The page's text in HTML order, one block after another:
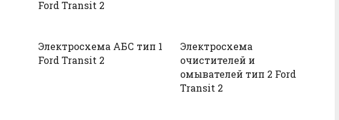
Ford Transit 2
Электросхема АБС тип 1
Ford Transit 2
Электросхема
очистителей и
омывателей тип 2 Ford
Transit 2